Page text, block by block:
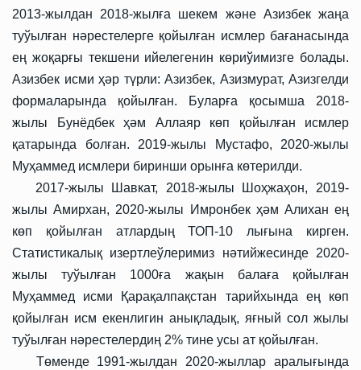
2013-жылдан 2018-жылға шекем және Азизбек жаңа
туўылған нәрестелерге қойылған исмлер бағанасында
ең жоқарғы текшени ийелегенин көриўимизге болады.
Азизбек исми ҳәр түрли: Азизбек, Азизмурат, Азизгелди
формаларында қойылған. Буларға қосымша 2018-
жылы Бунёдбек ҳәм Аллаяр көп қойылған исмлер
қатарында болған. 2019-жылы Мустафо, 2020-жылы
Муҳаммед исмлери биринши орынға көтерилди.
2017-жылы Шавкат, 2018-жылы Шоҳжаҳон, 2019-
жылы Амирхан, 2020-жылы Имронбек ҳәм Алихан ең
көп қойылған атлардың ТОП-10 лығына кирген.
Статистикалық изертлеўлеримиз нәтийжесинде 2020-
жылы туўылған 1000ға жақын балаға қойылған
Муҳаммед исми Қарақалпақстан тарийхында ең көп
қойылған исм екенлигин анықладық, яғный сол жылы
туўылған нәрестелердиң 2% тине усы ат қойылған.
Төменде 1991-жылдан 2020-жыллар аралығында